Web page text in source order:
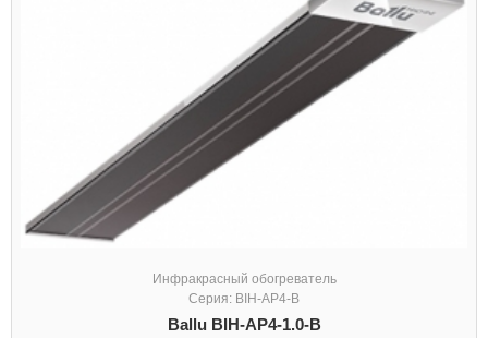
Инфракрасный обогреватель
Серия: BIH-AP4-B
Ballu BIH-AP4-1.0-B